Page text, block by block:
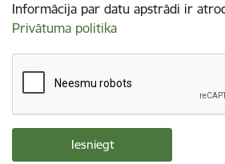
Informācija par datu apstrādi ir
Privātuma politika